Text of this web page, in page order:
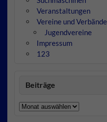
Veranstaltungen
Vereine und Verbände
Jugendvereine
Impressum
123
Beiträge
Beiträge